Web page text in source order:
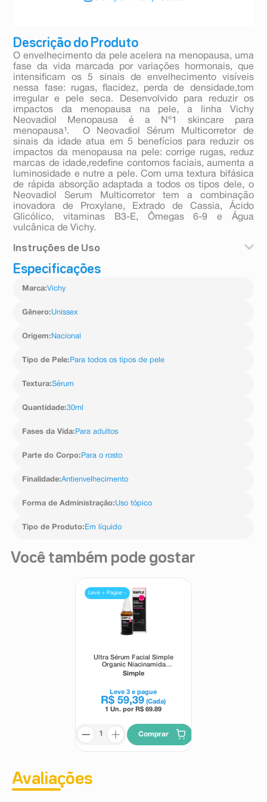
Descrição do Produto
O envelhecimento da pele acelera na menopausa, uma
fase da vida marcada por variações hormonais, que
intensificam os 5 sinais de envelhecimento visíveis
nessa fase: rugas, flacidez, perda de densidade,tom
irregular e pele seca. Desenvolvido para reduzir os
impactos da menopausa na pele, a linha Vichy
Neovadiol Menopausa é a Nº1 skincare para
menopausa¹. O Neovadiol Sérum Multicorretor de
sinais da idade atua em 5 benefícios para reduzir os
impactos da menopausa na pele: corrige rugas, reduz
marcas de idade,redefine contornos faciais, aumenta a
luminosidade e nutre a pele. Com uma textura bifásica
de rápida absorção adaptada a todos os tipos dele, o
Neovadiol Serum Multicorretor tem a combinação
inovadora de Proxylane, Extrado de Cassia, Ácido
Glicólico, vitaminas B3-E, Ômegas 6-9 e Água
vulcânica de Vichy.
Instruções de Uso
Agite antes de usar. Aplicar diariamente pela manhã e à
dose precisa, despejando 2-3 gotas da fórmula na
na face limpa e seca. Espalhar por todo o rosto.
Especificações
Marca:Vichy
Gênero:Unissex
Origem: Nacional
Tipo de Pele: Para todos os tipos de pele
Textura:Sérum
Quantidade:30ml
Fases da Vida: Para adultos
Parte do Corpo: Para o rosto
Finalidade:Antienvelhecimento
Forma de Administração:Uso tópico
Tipo de Produto: Em líquido
Você também pode gostar
Leve + Pague -
Ultra Sérum Facial Simple
Organic Niacinamida
Antioleosidade,
Simple
Leve3 e pague
R$ 59,39 (Cada)
1 Un. por R$69.89
Comprar
Avaliações